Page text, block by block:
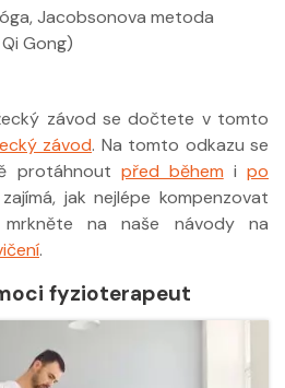
Jacobsonova metoda
Gong)
závod se dočtete v tomto
závod. Na tomto odkazu se
protáhnout před během i po
jak nejlépe kompenzovat
mrkněte na naše návody na
.
fyzioterapeut